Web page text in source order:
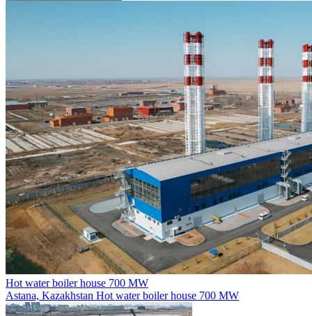
Hot water boiler house 700 MW
Astana, Kazakhstan Hot water boiler house 700 MW